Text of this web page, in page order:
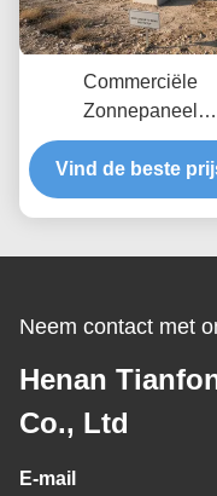
Commerciële
Zonnepaneel
Windbelasting Tot 80
Ontworpen voor
en Eenvoudige
Vind de beste
Neem contact met
Henan
Co., Ltd
E-mail